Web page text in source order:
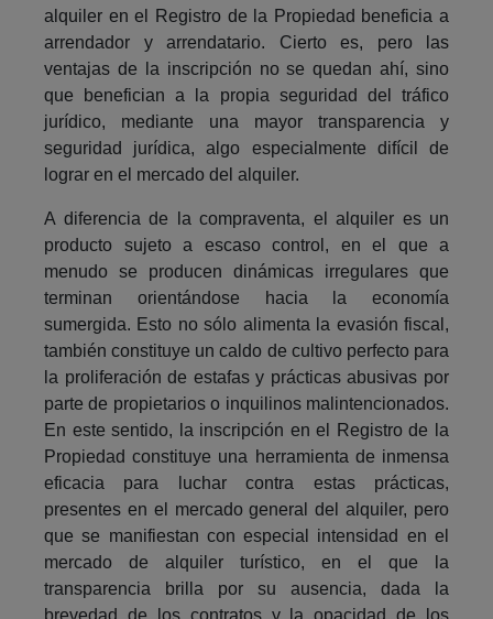
alquiler en el Registro de la Propiedad beneficia a
arrendador y arrendatario. Cierto es, pero las
ventajas de la inscripción no se quedan ahí, sino
que benefician a la propia seguridad del tráfico
jurídico, mediante una mayor transparencia y
seguridad jurídica, algo especialmente difícil de
lograr en el mercado del alquiler.
A diferencia de la compraventa, el alquiler es un
producto sujeto a escaso control, en el que a
menudo se producen dinámicas irregulares que
terminan orientándose hacia la economía
sumergida. Esto no sólo alimenta la evasión fiscal,
también constituye un caldo de cultivo perfecto para
la proliferación de estafas y prácticas abusivas por
parte de propietarios o inquilinos malintencionados.
En este sentido, la inscripción en el Registro de la
Propiedad constituye una herramienta de inmensa
eficacia para luchar contra estas prácticas,
presentes en el mercado general del alquiler, pero
que se manifiestan con especial intensidad en el
mercado de alquiler turístico, en el que la
transparencia brilla por su ausencia, dada la
brevedad de los contratos y la opacidad de los